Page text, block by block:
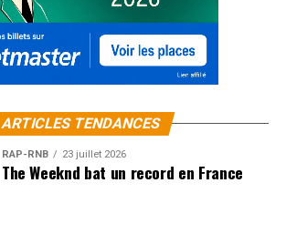
ARTICLES TENDANCES
RAP-RNB 23 juillet 2026
The Weeknd bat un record en France